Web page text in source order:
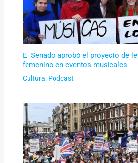
El Senado aprobó el proyecto de
femenino en eventos musicales
Cultura, Podcast